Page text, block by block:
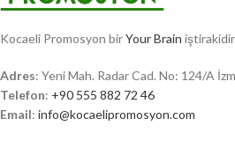
Kocaeli Promosyon birYour Brain iştirakidir.
Adres: Yeni Mah. Radar Cad. No: 124/A
Telefon: +90 555 882 72 46
Email: info@kocaelipromosyon.com